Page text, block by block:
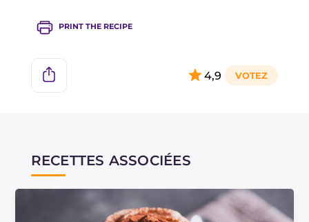
PRINT THE RECIPE
4,9
RECETTES ASSOCIÉES